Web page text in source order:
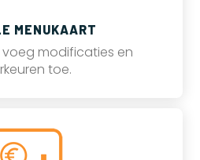
MENUKAART
voeg modificaties en
toe.